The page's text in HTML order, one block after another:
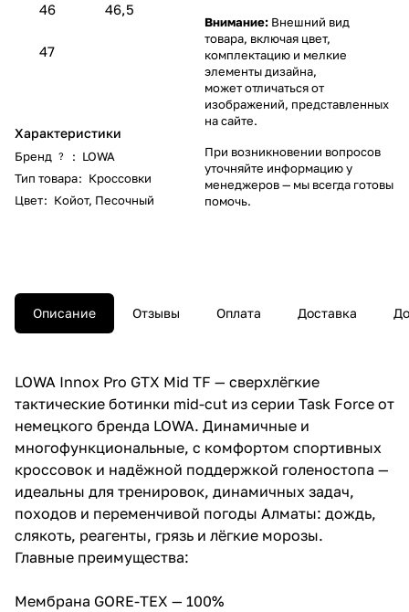
46 46,5
47
Характеристики
Бренд ? : LOWA
Тип товара: Кроссовки
Цвет: Койот, Песочный
Внимание: Внешний вид
товара, включая цвет,
комплектацию и мелкие
элементы дизайна,
может отличаться от
изображений, представленных
на сайте.
При возникновении вопросов
уточняйте информацию у
менеджеров— мы всегда готовы
помочь.
Описание Отзывы Оплата Доставка
LOWA Innox Pro GTX Mid TF — сверхлёгкие
тактические ботинки mid-cut из серии Task Force от
немецкого бренда LOWA. Динамичные и
многофункциональные, с комфортом спортивных
кроссовок и надёжной поддержкой голеностопа —
идеальны для тренировок, динамичных задач,
походов и переменчивой погоды Алматы: дождь,
слякоть, реагенты, грязь и лёгкие морозы.
Главные преимущества:
Мембрана GORE-TEX — 100%